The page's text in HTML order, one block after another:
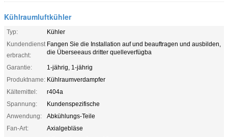
Kühlraumluftkühler
Typ:
Kühler
Kundendienst
erbracht:
Fangen Sie die Installation auf und beauftragen und ausbilden,
die Überseeaus dritter quelleverfügba
Garantie:
1-jährig, 1-jährig
Produktname: Kühlraumverdampfer
Kältemittel:
r404a
Spannung:
Kundenspezifische
Anwendung:
Abkühlungs-Teile
Fan-Art:
Axialgebläse